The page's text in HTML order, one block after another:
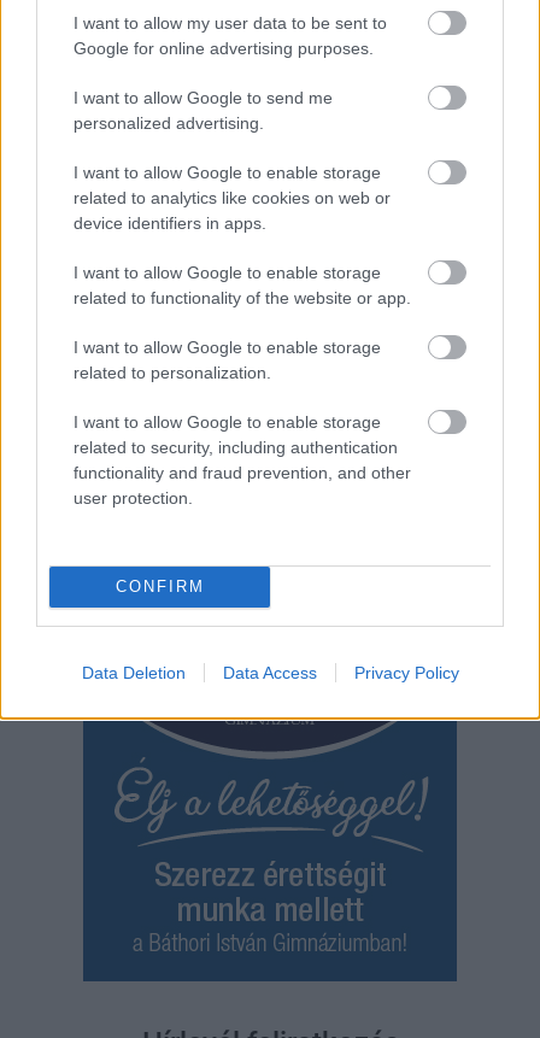
I want to allow my user data to be sent to
Google for online advertising purposes.
I want to allow Google to send me
personalized advertising.
I want to allow Google to enable storage
related to analytics like cookies on web or
device identifiers in apps.
I want to allow Google to enable storage
related to functionality of the website or app.
I want to allow Google to enable storage
related to personalization.
I want to allow Google to enable storage
related to security, including authentication
functionality and fraud prevention, and other
user protection.
CONFIRM
Data Deletion Data Access Privacy Policy
halálosan. A Jász-
Nagykun-Szolnok
főkapitányság
halált okozó testi
sértés bűntett elkövetésének megalapozott gyanúja miatt egy
33 éves férfi ellen. A jelenleg rendelkezésre álló adatok szerint
bántalmazta édesapját, aki ennek következtében otthonában
elhalálozott. A rendőrök a feltételezett elkövetőt
gyanúsítottként kihallgatták. A nyomozó hatóság a terhelt
őrizetbe vételéről határozott és előterjesztést tettek
letartóztatása indítványozására. A haláleset körülményeit a
rendőrség szakértők bevonásával vizsgálja. (Police.hu)
TOVÁBB OLVASOM